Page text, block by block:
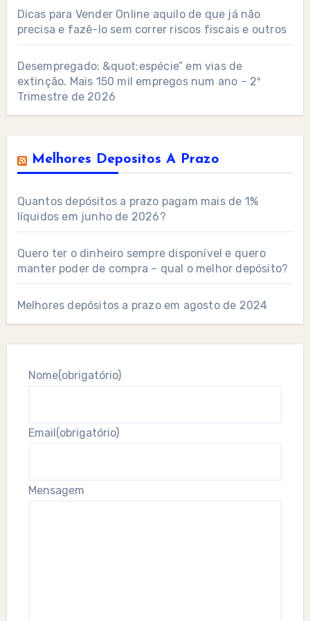
Dicas para Vender Online aquilo de que já não
precisa e fazê-lo sem correr riscos fiscais e outros
Desempregado: &quot;espécie” em vias de
extinção. Mais 150 mil empregos num ano – 2º
Trimestre de 2026
Melhores Depositos A Prazo
Quantos depósitos a prazo pagam mais de 1%
líquidos em junho de 2026?
Quero ter o dinheiro sempre disponível e quero
manter poder de compra – qual o melhor depósito?
Melhores depósitos a prazo em agosto de 2024
Nome(obrigatório)
Email (obrigatório)
Mensagem